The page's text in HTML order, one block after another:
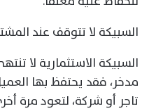
السبيكة لا تتوقف عند
السبيكة الاستثمارية لا
مدخر، فقد يحتفظ بها
تاجر أو شركة، لتعود مرة